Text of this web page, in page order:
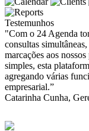
Testemunhos
"Com o 24 Agenda
consultas
marcações aos
simples, esta
agregando várias
empresarial.”
Catarinha Cunha,